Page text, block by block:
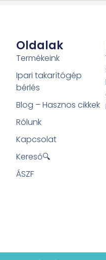
Oldalak
Termékeink
Ipari takarítógép
bérlés
Blog – Hasznos cikkek
Rólunk
Kapcsolat
Kereső🔍
ÁSZF